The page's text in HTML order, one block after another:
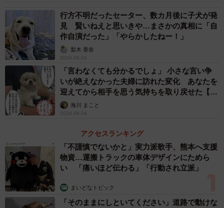
言いたげな、切ない表情を浮かべているのです。
このビフォーアフター姿に2.5万件を超える“いいね”が集ま
り、「かわいい」「まあそうなるわな」「真顔なっとる」
「目が虚無」「最後の途方に暮れてる顔が（笑）」「3コマ
漫画みたい」どの声が寄せられました。
テンションの落差に驚き
飼い主のXユーザー・しろもふ（アーロ）さん
（@arlo_0506）によると、撮影当時、好奇心旺盛なアーロ
くんは、普段歩かない道に大喜び。いつもと違う散歩コー
スがうれしかったのか、ルンルン気分で歩いていたそうで
す。
行方不明だったセーター、数カ月後に子犬が発
見 賢いねえと思いきや…まさかの真相に「自
作自演だった」「やらかしたねー！」
梨木 香奈
2026.08.04
「言わなくても分かるでしょ」 小さな言い争
いが絶えなかった夫婦に訪れた変化 あなたを
迎えてから相手を思う気持ちを取り戻せた【漫
画】海川 まこと
2026.08.04
アクセスランキング
「不謹慎でないかと」実力派歌手、熊本へ支援
物資…運搬トラックの車体デザインにためら
い 「痛いほど伝わる」「行動され立派」
まいどなトピック
「そのままにしといてください」道路で動けな